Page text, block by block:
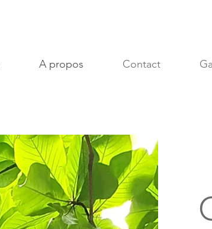
A propos Contact